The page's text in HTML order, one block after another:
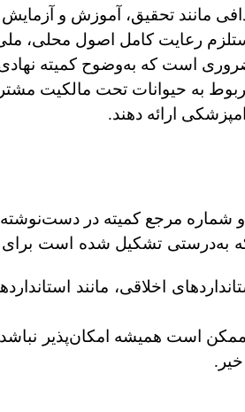
مانند تحقیق، آموزش و
رعایت کامل اصول محلی،
است که به‌وضوح کمیته
به حیوانات تحت مالکیت
ارائه دهند.
و شماره مرجع کمیته در
به‌درستی تشکیل شده است
اخلاقی، مانند
ممکن است همیشه امکان‌پذیر